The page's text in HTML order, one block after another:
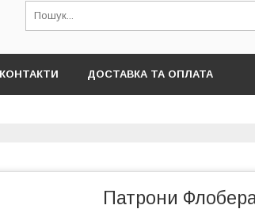
КОНТАКТИ ДОСТАВКА ТА ОПЛАТА
Патрони